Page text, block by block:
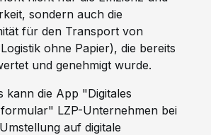
sondern auch die
für den Transport von
ohne Papier), die bereits
und genehmigt wurde.
kann die App "Digitales
LZP-Unternehmen bei
auf digitale